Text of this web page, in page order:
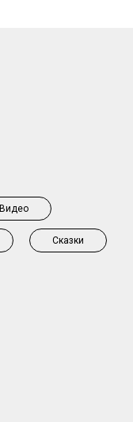
Видео
Сказки